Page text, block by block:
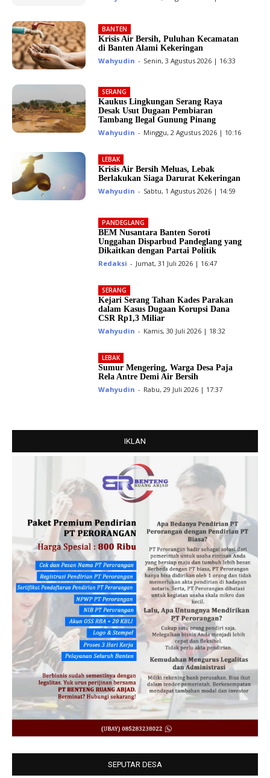
BANTEN
Krisis Air Bersih, Puluhan Kecamatan
di Banten Alami Kekeringan
Wahyudin - Senin, 3 Agustus 2026 | 16:33
SERANG
Kaukus Lingkungan Serang Raya
Desak Usut Dugaan Pembiaran
Tambang Ilegal Gunung Pinang
Wahyudin - Minggu, 2 Agustus 2026 | 10:16
LEBAK
Krisis Air Bersih Meluas, Lebak
Berlakukan Siaga Darurat Kekeringan
Wahyudin - Sabtu, 1 Agustus 2026 | 14:59
PANDEGLANG
BEM Nusantara Banten Soroti
Unggahan Disparbud Pandeglang yang
Dikaitkan dengan Partai Politik
Redaksi - Jumat, 31 Juli 2026 | 16:47
SERANG
Kejari Serang Tahan Kades Parakan
dalam Kasus Dugaan Korupsi Dana
CSR Rp1,3 Miliar
Wahyudin - Kamis, 30 Juli 2026 | 18:32
LEBAK
Sumur Mengering, Warga Desa Paja
Rela Antre Demi Air Bersih
Wahyudin - Rabu, 29 Juli 2026 | 17:37
IKLAN
SEPUTAR DESA